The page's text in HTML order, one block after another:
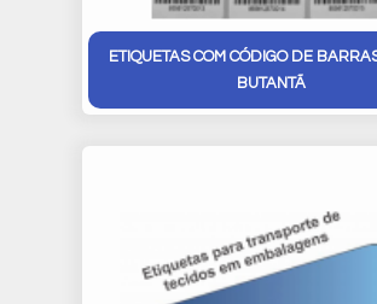
ETIQUETAS COM CÓDIGO DE
BUTANTÃ